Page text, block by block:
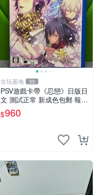
古玩基地 33
PSV遊戲卡帶《忍戀》日版日
文 測試正常 新成色包郵 報價
嚴選 忍戀 PSV 日版 測試 正
常運行
$960